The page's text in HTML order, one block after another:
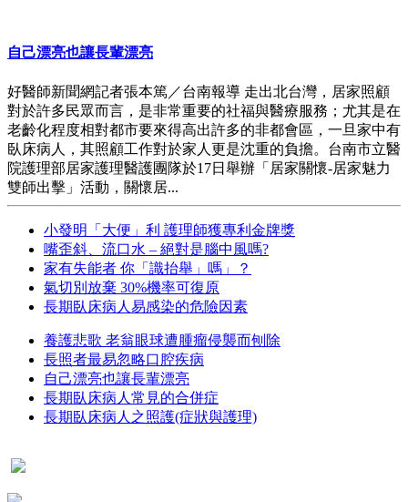
自己漂亮也讓長輩漂亮
好醫師新聞網記者張本篤／台南報導 走出北台灣，居家照顧
對於許多民眾而言，是非常重要的社福與醫療服務；尤其是在
老齡化程度相對都市要來得高出許多的非都會區，一旦家中有
臥床病人，其照顧工作對於家人更是沈重的負擔。台南市立醫
院護理部居家護理醫護團隊於17日舉辦「居家關懷-居家魅力
雙師出擊」活動，關懷居...
小發明「大便」利 護理師獲專利金牌獎
嘴歪斜、流口水 – 絕對是腦中風嗎?
家有失能者 你「識抬舉」嗎」？
氣切別放棄 30%機率可復原
長期臥床病人易感染的危險因素
養護悲歌 老翁眼球遭腫瘤侵襲而刨除
長照者最易忽略口腔疾病
自己漂亮也讓長輩漂亮
長期臥床病人常見的合併症
長期臥床病人之照護(症狀與護理)